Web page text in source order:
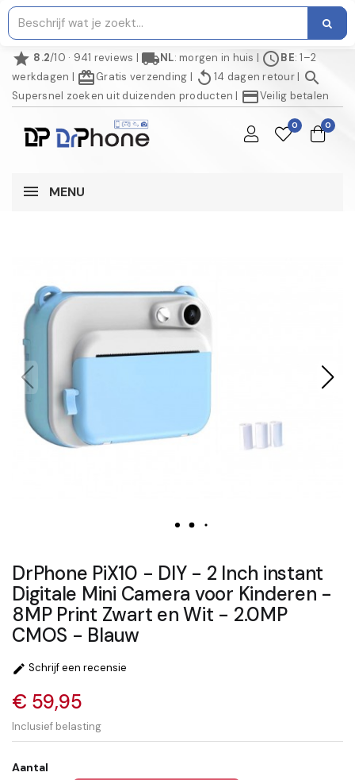
star 8.2/10 · 941 reviews | local_shippingNL: morgen in huis | scheduleBE: 1–2
werkdagen | redeemGratis verzending | replay 14 dagen retour| search
Supersnel zoeken uit duizenden producten | credit_cardVeilig betalen
0 0
MENU
DrPhone PiX10 - DIY - 2 Inch instant
Digitale Mini Camera voor Kinderen -
8MP Print Zwart en Wit - 2.0MP
CMOS - Blauw
 Schrijf een recensie
€ 59,95
Inclusief belasting
Aantal